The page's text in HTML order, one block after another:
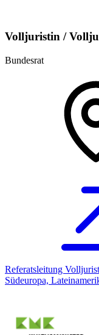
Volljuristin /
Bundesrat
Referatsleitung
Südeuropa,